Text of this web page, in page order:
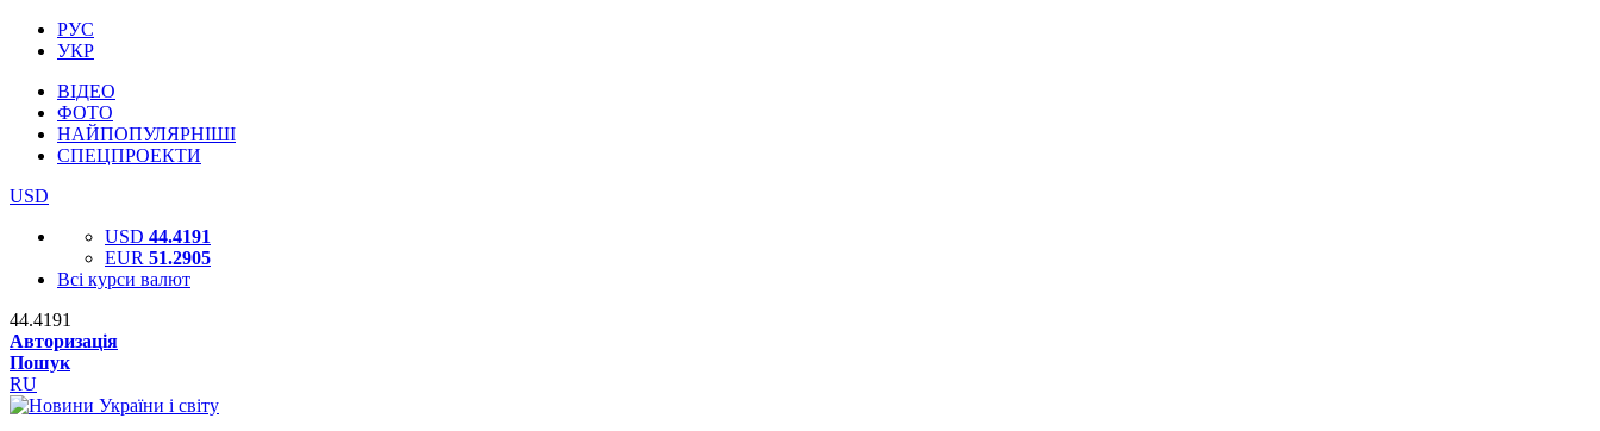
РУС
УКР
ВІДЕО
ФОТО
НАЙПОПУЛЯРНІШІ
СПЕЦПРОЕКТИ
USD
USD 44.4191
EUR 51.2905
Всі курси валют
44.4191
Авторизація
Пошук
RU